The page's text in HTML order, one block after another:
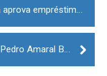
Assembleia Municipal da Guarda aprova empréstimo de 1,6 milhões de euros
Gouveia: Prémio de Mérito Escolar Pedro Amaral Botto Machado com candidaturas abertas